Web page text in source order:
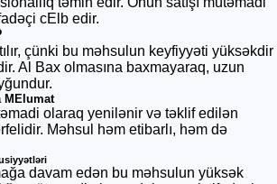
cElb edir.
çünki bu məhsulun keyfiyyəti yüksəkdir
Al Bax olmasına baxmayaraq, uzun
MElumat
olaraq yenilənir və təklif edilən
Məhsul həm etibarlı, həm də
davam edən bu məhsulun yüksək